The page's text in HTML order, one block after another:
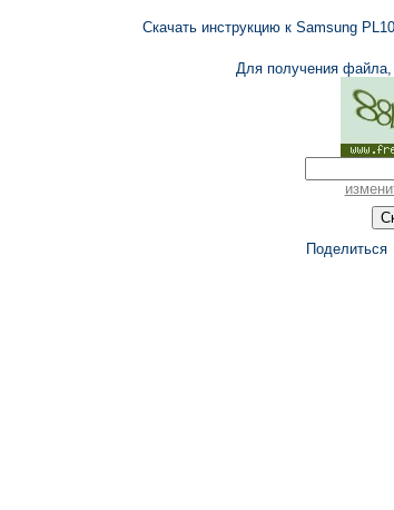
Скачать инструкцию к Samsung
Для получения файла,
Поделиться